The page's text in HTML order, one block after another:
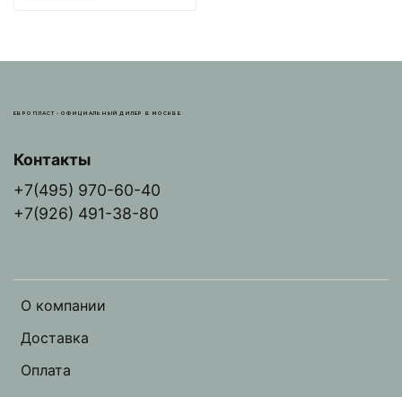
ЕВРОПЛАСТ - ОФИЦИАЛЬНЫЙ ДИЛЕР В МОСКВЕ
О компании
Доставка
Оплата
Контакты
+7(495) 970-60-40
+7(926) 491-38-80